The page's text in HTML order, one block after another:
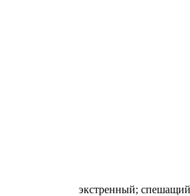
экстренный;